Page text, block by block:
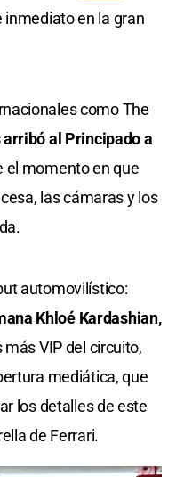
en la gran
como The
arribó al Principado a
el momento en que
las cámaras y los
automovilístico:
Khloé Kardashian,
VIP del circuito,
mediática, que
los detalles de este
de Ferrari.